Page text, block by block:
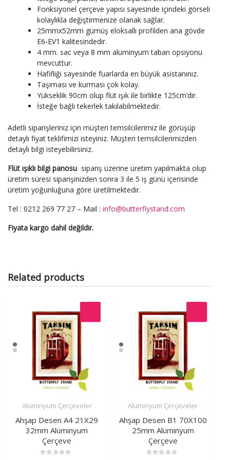
Fonksiyonel çerçeve yapısı sayesinde içindeki görseli
kolaylıkla değiştirmenize olanak sağlar.
25mmx52mm gümüş eloksallı profilden ana gövde
E6-EV1 kalitesindedir.
4 mm. sac veya 8 mm alüminyum taban opsiyonu
mevcuttur.
Hafifliği sayesinde fuarlarda en büyük asistanınız.
Taşıması ve kurması çok kolay.
Yükseklik 90cm olup flüt ışık ile birlikte 125cm’dir.
İsteğe bağlı tekerlek takılabilmektedir.
Adetli siparişleriniz için müşteri temsilcilerimiz ile görüşüp
detaylı fiyat teklifimizi isteyiniz. Müşteri temsilcilerimizden
detaylı bilgi isteyebilirsiniz.
Flüt ışıklı bilgi panosu sipariş üzerine üretim yapılmakta olup
üretim süresi siparişinizden sonra 3 ile 5 iş günü içerisinde
üretim yoğunluğuna göre üretilmektedir.
Tel : 0212 269 77 27 – Mail : info@butterflystand.com
Fiyata kargo dahil değildir.
Related products
Alüminyum Çerçeveler
Ahşap Desen A4 21X29
32mm Alüminyum
Çerçeve
Alüminyum Çerçeveler
Ahşap Desen B1 70X100
25mm Alüminyum
Çerçeve